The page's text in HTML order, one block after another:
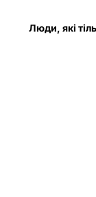
Люди, які